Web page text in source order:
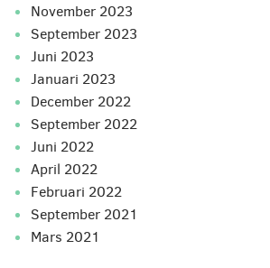
november 2023
september 2023
juni 2023
januari 2023
december 2022
september 2022
juni 2022
april 2022
februari 2022
september 2021
mars 2021